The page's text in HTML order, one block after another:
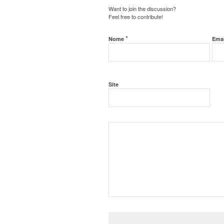
Want to join the discussion?
Feel free to contribute!
Nome *
Site